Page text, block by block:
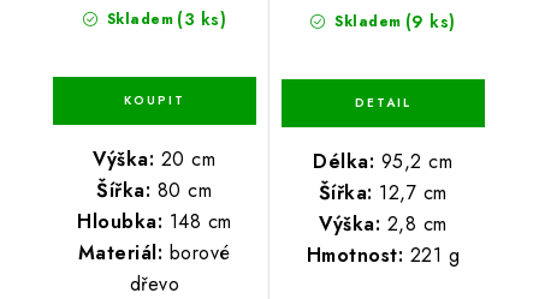
Skladem (3 ks)
Výška: 20 cm
Šířka: 80 cm
Hloubka: 148 cm
Materiál: borové
dřevo
Skladem (9 ks)
Délka: 95,2 cm
Šířka: 12,7 cm
Výška: 2,8 cm
Hmotnost: 221 g